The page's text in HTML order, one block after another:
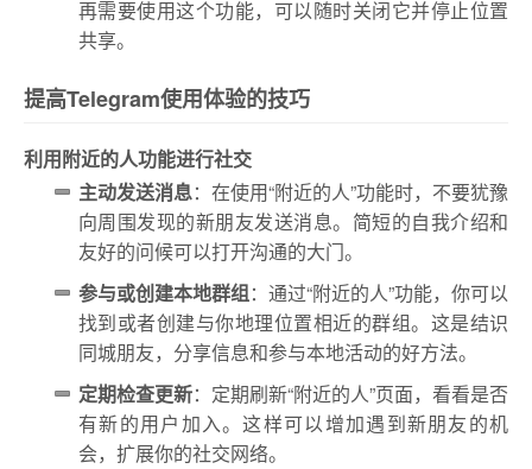
再需要使用这个功能，可以随时关闭它并停止位置
共享。
提高Telegram使用体验的技巧
利用附近的人功能进行社交
主动发送消息：在使用“附近的人”功能时，不要犹豫
向周围发现的新朋友发送消息。简短的自我介绍和
友好的问候可以打开沟通的大门。
参与或创建本地群组：通过“附近的人”功能，你可以
找到或者创建与你地理位置相近的群组。这是结识
同城朋友，分享信息和参与本地活动的好方法。
定期检查更新：定期刷新“附近的人”页面，看看是否
有新的用户加入。这样可以增加遇到新朋友的机
会，扩展你的社交网络。